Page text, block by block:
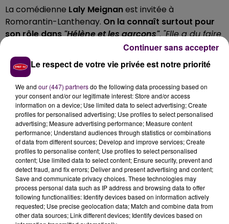
La comédienne Laly Meignanest invitée à
Romorantin-Lanthenay. On la connaît surtout pour
son rôle dans"Hélène et les garçons"."Elle a du faire
cette année un salon, donc on est le deuxième. Que
ce soit organisé par une association, Cosmo Dance,
l’a tout de suite séduite", se réjouit Jean-Michel
Charpentier. On pourra croiser aussi des acteurs pas
forcément connus du grand public. Ou du moins que
l’on aurait du mal à reconnaître dans la rue puisque ce
sont des comédiens de doublage. Les voix françaises
de Zac Efron (Yoann Sover), Sean Penn (Emmanuel
Karsen) ou encore de Martin Mystère (Alexis
Tomassian) seront présentes pour parler de leur
métier de doubleur.
INFOS PRATIQUES
Quand ?Samedi 30 septembre et dimanche
Le respect de votre vie privée est notre priorité
We and our (447) partnersdo the following data processing based on
your consent and/or our legitimate interest: Store and/or access
information on a device; Use limited data to select advertising; Create
profiles for personalised advertising; Use profiles to select personalised
advertising; Measure advertising performance; Measure content
performance; Understand audiences through statistics or combinations
of data from different sources; Develop and improve services; Create
profiles to personalise content; Use profiles to select personalised
content; Use limited data to select content; Ensure security, prevent and
detect fraud, and fix errors; Deliver and present advertising and content;
Save and communicate privacy choices. These technologies may
process personal data such as IP address and browsing data to offer
following functionalities: Identify devices based on information actively
requested; Use precise geolocation data; Match and combine data from
other data sources; Link different devices; Identify devices based on
Continuer sans accepter